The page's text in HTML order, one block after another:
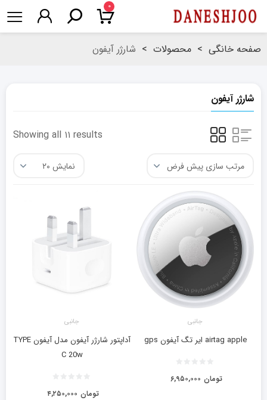
۰
صفحه خانگی > محصولات > شارژر آیفون
شارژر آیفون
Showing all ۱۱ results
جانبی
airtag apple ایر تگ آیفون gps
۶,۹۵۰,۰۰۰ تومان
جانبی
آداپتور شارژر آیفون مدل آیفون TYPE
C 20w
۴,۲۵۰,۰۰۰ تومان